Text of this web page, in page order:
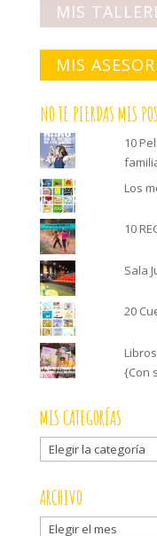
MIS
MIS
NO TE PIERDAS MIS
10
Los
10
Sala
20
{Con
MIS CATEGORÍAS
Mis
categorías
ARCHIVO
Archivo